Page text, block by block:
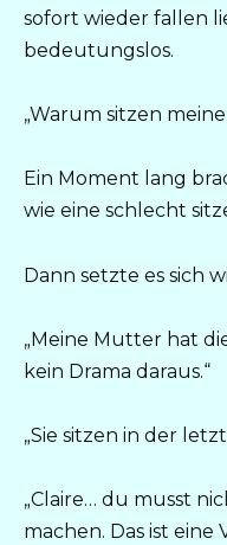
sofort wieder fallen
bedeutungslos.
„Warum sitzen
Ein Moment lang
wie eine schlecht
Dann setzte es sich
„Meine Mutter hat
kein Drama daraus.“
„Sie sitzen in der
„Claire… du musst
machen. Das ist eine